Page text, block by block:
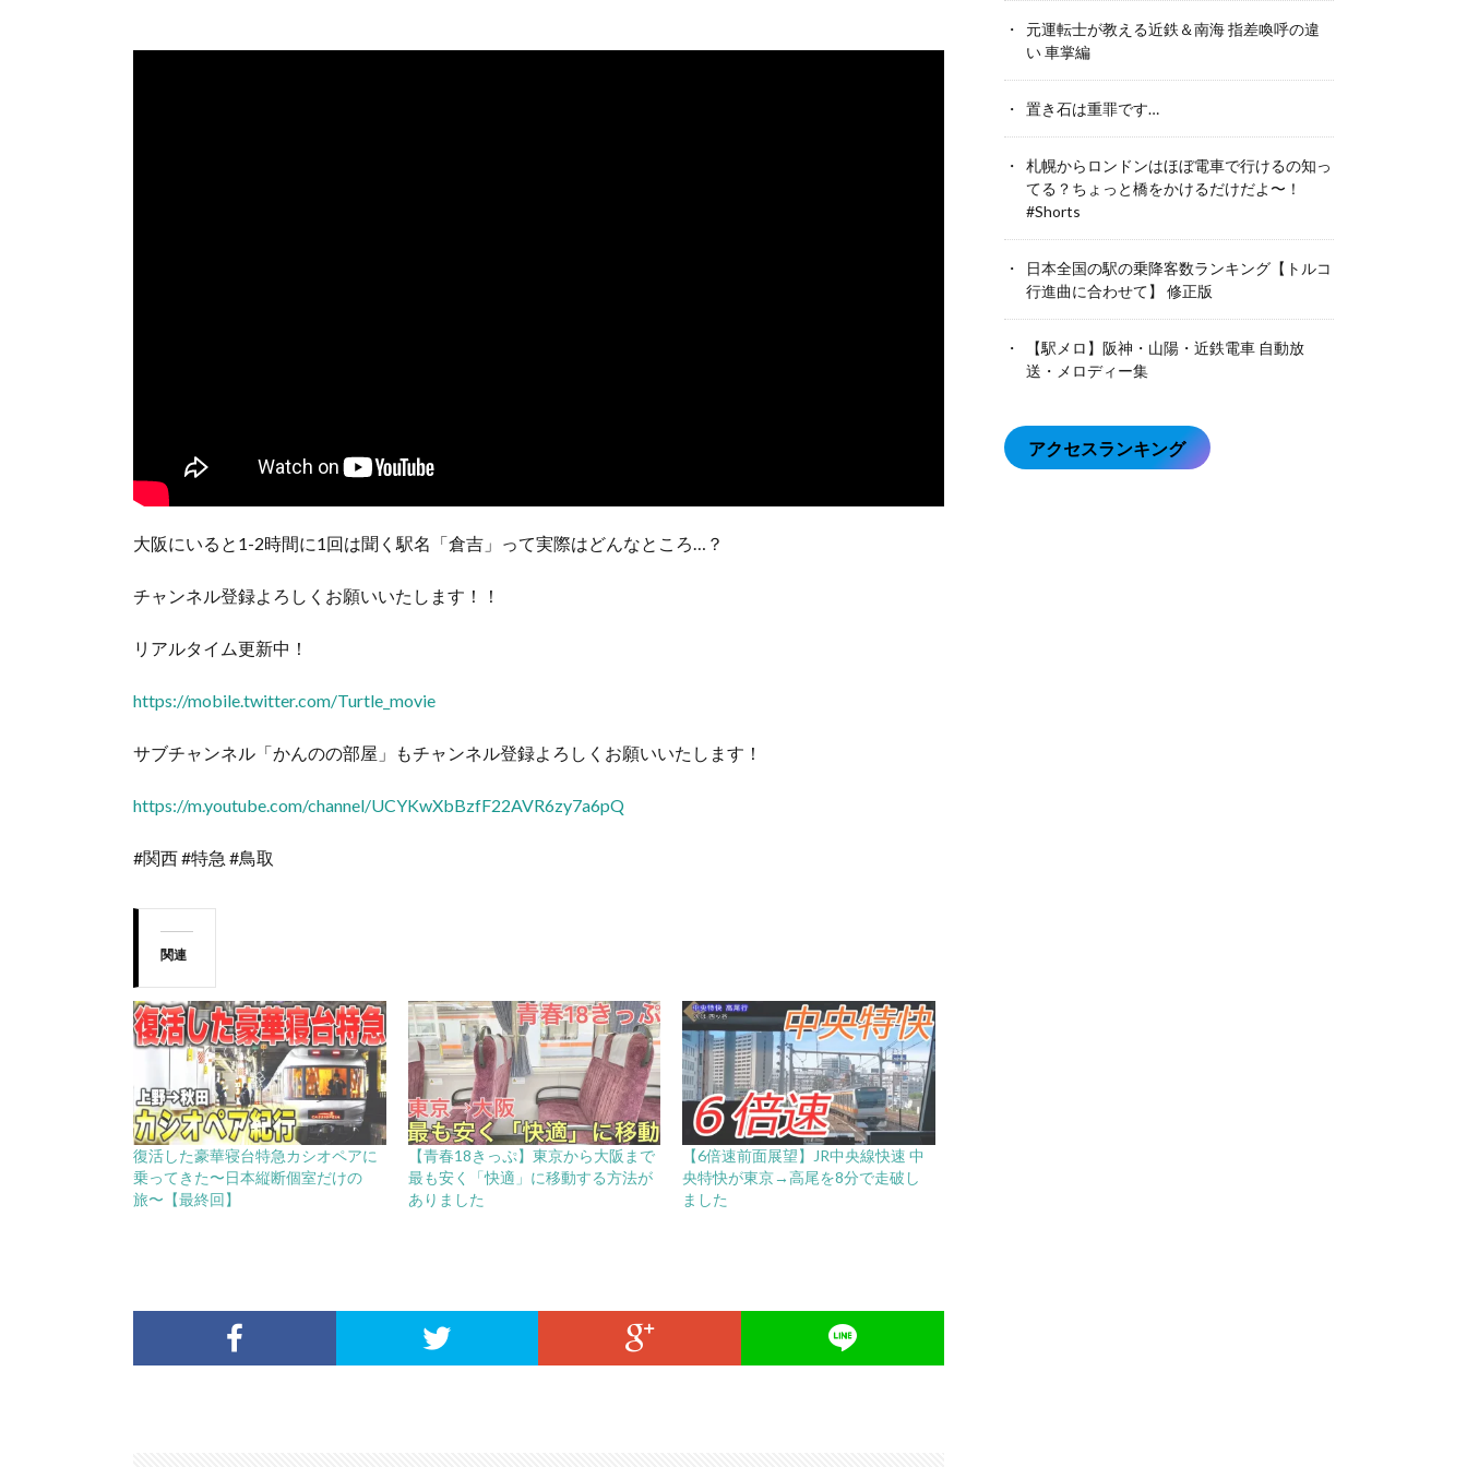
大阪にいると1-2時間に1回は聞く駅名「倉吉」って実際はどんなところ…？
チャンネル登録よろしくお願いいたします！！
リアルタイム更新中！
https://mobile.twitter.com/Turtle_movie
サブチャンネル「かんのの部屋」もチャンネル登録よろしくお願いいたします！
https://m.youtube.com/channel/UCYKwXbBzfF22AVR6zy7a6pQ
#関西 #特急 #鳥取
関連
復活した豪華寝台特急カシオペアに
乗ってきた〜日本縦断個室だけの
旅〜【最終回】
【青春18きっぷ】東京から大阪まで
最も安く「快適」に移動する方法が
ありました
【6倍速前面展望】JR中央線快速 中
央特快が東京→高尾を8分で走破し
ました
元運転士が教える近鉄＆南海 指差喚呼の違
い 車掌編
置き石は重罪です…
札幌からロンドンはほぼ電車で行けるの知っ
てる？ちょっと橋をかけるだけだよ〜！
#Shorts
日本全国の駅の乗降客数ランキング【トルコ
行進曲に合わせて】 修正版
【駅メロ】阪神・山陽・近鉄電車 自動放
送・メロディー集
アクセスランキング